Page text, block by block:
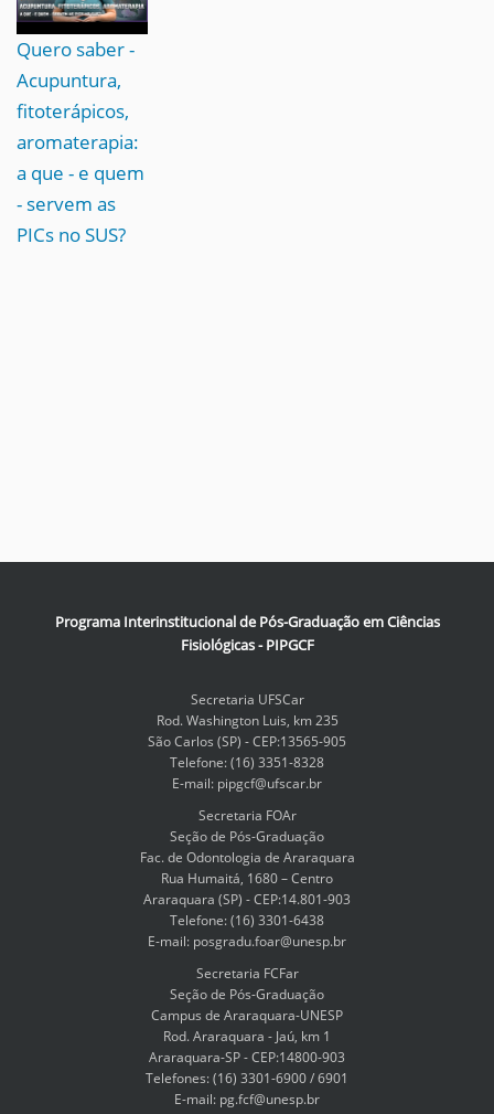
Quero saber -
Acupuntura,
fitoterápicos,
aromaterapia:
a que - e quem
- servem as
PICs no SUS?
Programa Interinstitucional de Pós-Graduação em Ciências
Fisiológicas - PIPGCF
Secretaria UFSCar
Rod. Washington Luis, km 235
São Carlos (SP) - CEP:13565-905
Telefone: (16) 3351-8328
E-mail: pipgcf@ufscar.br
Secretaria FOAr
Seção de Pós-Graduação
Fac. de Odontologia de Araraquara
Rua Humaitá, 1680 – Centro
Araraquara (SP) - CEP:14.801-903
Telefone: (16) 3301-6438
E-mail: posgradu.foar@unesp.br
Secretaria FCFar
Seção de Pós-Graduação
Campus de Araraquara-UNESP
Rod. Araraquara - Jaú, km 1
Araraquara-SP - CEP:14800-903
Telefones: (16) 3301-6900 / 6901
E-mail: pg.fcf@unesp.br